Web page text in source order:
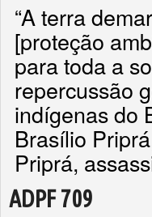
“A terra
[proteção
para toda a
repercussão
indígenas do
Brasílio
Priprá,
ADPF 709